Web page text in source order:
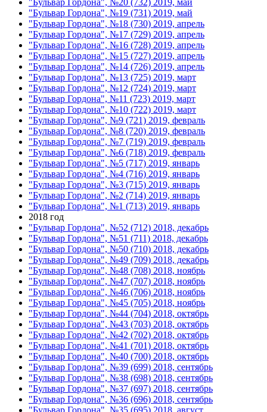
"Бульвар Гордона", №20 (732) 2019, май
"Бульвар Гордона", №19 (731) 2019, май
"Бульвар Гордона", №18 (730) 2019, апрель
"Бульвар Гордона", №17 (729) 2019, апрель
"Бульвар Гордона", №16 (728) 2019, апрель
"Бульвар Гордона", №15 (727) 2019, апрель
"Бульвар Гордона", №14 (726) 2019, апрель
"Бульвар Гордона", №13 (725) 2019, март
"Бульвар Гордона", №12 (724) 2019, март
"Бульвар Гордона", №11 (723) 2019, март
"Бульвар Гордона", №10 (722) 2019, март
"Бульвар Гордона", №9 (721) 2019, февраль
"Бульвар Гордона", №8 (720) 2019, февраль
"Бульвар Гордона", №7 (719) 2019, февраль
"Бульвар Гордона", №6 (718) 2019, февраль
"Бульвар Гордона", №5 (717) 2019, январь
"Бульвар Гордона", №4 (716) 2019, январь
"Бульвар Гордона", №3 (715) 2019, январь
"Бульвар Гордона", №2 (714) 2019, январь
"Бульвар Гордона", №1 (713) 2019, январь
2018 год
"Бульвар Гордона", №52 (712) 2018, декабрь
"Бульвар Гордона", №51 (711) 2018, декабрь
"Бульвар Гордона", №50 (710) 2018, декабрь
"Бульвар Гордона", №49 (709) 2018, декабрь
"Бульвар Гордона", №48 (708) 2018, ноябрь
"Бульвар Гордона", №47 (707) 2018, ноябрь
"Бульвар Гордона", №46 (706) 2018, ноябрь
"Бульвар Гордона", №45 (705) 2018, ноябрь
"Бульвар Гордона", №44 (704) 2018, октябрь
"Бульвар Гордона", №43 (703) 2018, октябрь
"Бульвар Гордона", №42 (702) 2018, октябрь
"Бульвар Гордона", №41 (701) 2018, октябрь
"Бульвар Гордона", №40 (700) 2018, октябрь
"Бульвар Гордона", №39 (699) 2018, сентябрь
"Бульвар Гордона", №38 (698) 2018, сентябрь
"Бульвар Гордона", №37 (697) 2018, сентябрь
"Бульвар Гордона", №36 (696) 2018, сентябрь
"Бульвар Гордона", №35 (695) 2018, август